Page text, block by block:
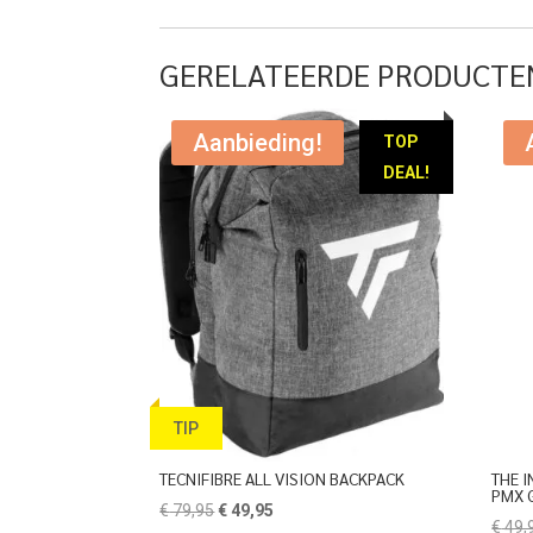
GERELATEERDE
TOP
DEAL!
TIP
Aanbieding!
TECNIFIBRE ALL VISION BACKPACK
€79,95Oorspronkelijke
€ 49,95
THE
PMX
€